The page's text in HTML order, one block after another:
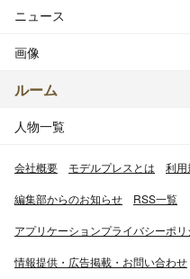
ニュース
画像
ルーム
人物一覧
会社概要 モデルプレスとは 利用
編集部からのお知らせ RSS一覧
アプリケーションプライバシーポリ
情報提供・広告掲載・お問い合わせ